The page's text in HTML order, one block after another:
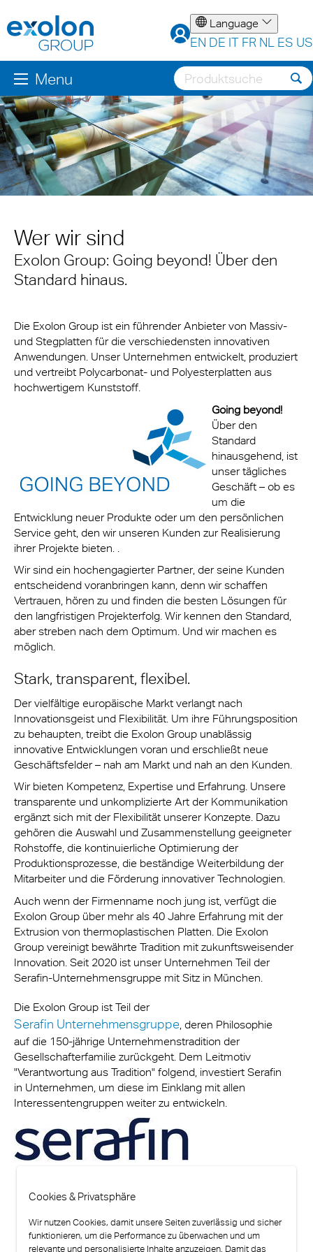
Language
EN DE IT FR NL ES US
Menu
Wer wir sind
Exolon Group: Going beyond! Über den
Standard hinaus.
Die Exolon Group ist ein führender Anbieter von Massiv-
und Stegplatten für die verschiedensten innovativen
Anwendungen. Unser Unternehmen entwickelt, produziert
und vertreibt Polycarbonat- und Polyesterplatten aus
hochwertigem Kunststoff.
Going beyond!
Über den
Standard
hinausgehend, ist
unser tägliches
Geschäft – ob es
um die
Entwicklung neuer Produkte oder um den persönlichen
Service geht, den wir unseren Kunden zur Realisierung
ihrer Projekte bieten. .
Wir sind ein hochengagierter Partner, der seine Kunden
entscheidend voranbringen kann, denn wir schaffen
Vertrauen, hören zu und finden die besten Lösungen für
den langfristigen Projekterfolg. Wir kennen den Standard,
aber streben nach dem Optimum. Und wir machen es
möglich.
Stark, transparent, flexibel.
Der vielfältige europäische Markt verlangt nach
Innovationsgeist und Flexibilität. Um ihre Führungsposition
zu behaupten, treibt die Exolon Group unablässig
innovative Entwicklungen voran und erschließt neue
Geschäftsfelder – nah am Markt und nah an den Kunden.
Wir bieten Kompetenz, Expertise und Erfahrung. Unsere
transparente und unkomplizierte Art der Kommunikation
ergänzt sich mit der Flexibilität unserer Konzepte. Dazu
gehören die Auswahl und Zusammenstellung geeigneter
Rohstoffe, die kontinuierliche Optimierung der
Produktionsprozesse, die beständige Weiterbildung der
Mitarbeiter und die Förderung innovativer Technologien.
Auch wenn der Firmenname noch jung ist, verfügt die
Exolon Group über mehr als 40 Jahre Erfahrung mit der
Extrusion von thermoplastischen Platten. Die Exolon
Group vereinigt bewährte Tradition mit zukunftsweisender
Innovation. Seit 2020 ist unser Unternehmen Teil der
Serafin-Unternehmensgruppe mit Sitz in München.
Die Exolon Group ist Teil der
Serafin Unternehmensgruppe , deren Philosophie
auf die 150-jährige Unternehmenstradition der
Gesellschafterfamilie zurückgeht. Dem Leitmotiv
"Verantwortung aus Tradition" folgend, investiert Serafin
in Unternehmen, um diese im Einklang mit allen
Interessentengruppen weiter zu entwickeln.
Cookies & Privatsphäre
Wir nutzen Cookies, damit unsere Seiten zuverlässig und sicher
funktionieren, um die Performance zu überwachen und um
relevante und personalisierte Inhalte anzuzeigen. Damit das